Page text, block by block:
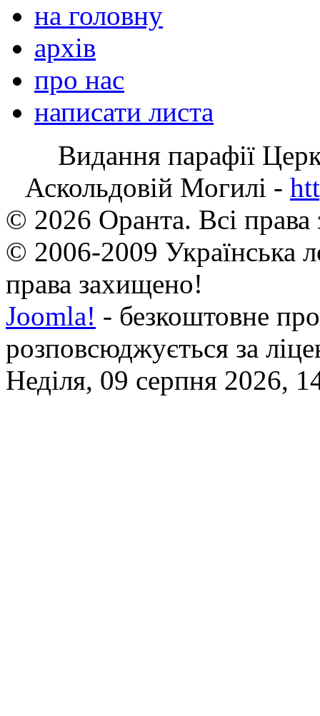
на головну
архів
про нас
написати листа
Видання парафії
Аскольдовій Могилі -
© 2026 Оранта. Всі
© 2006-2009 Українська
права захищено!
Joomla! - безкоштовне
розповсюджується за
Неділя, 09 серпня 2026,